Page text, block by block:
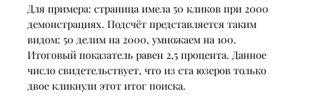
Для примера: страница имела 50 кликов при 2000
демонстрациях. Подсчёт представляется таким
видом: 50 делим на 2000, умножаем на 100.
Итоговый показатель равен 2,5 процента. Данное
число свидетельствует, что из ста юзеров только
двое кликнули этот итог поиска.